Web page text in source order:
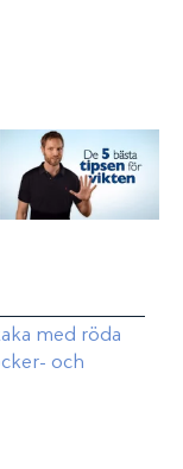
med röda
och